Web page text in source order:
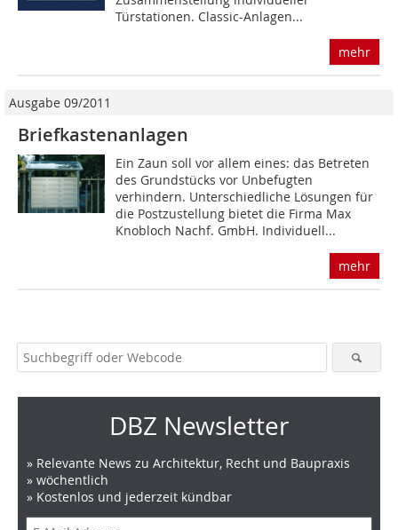
Türstationen. Classic-Anlagen...
mehr
Ausgabe 09/2011
Briefkastenanlagen
Ein Zaun soll vor allem eines: das Betreten
des Grundstücks vor Unbefugten
verhindern. Unterschiedliche Lösungen für
die Postzustellung bietet die Firma Max
Knobloch Nachf. GmbH. Individuell...
mehr
DBZ Newsletter
» Relevante News zu Architektur, Recht und Baupraxis
» wöchentlich
» Kostenlos und jederzeit kündbar